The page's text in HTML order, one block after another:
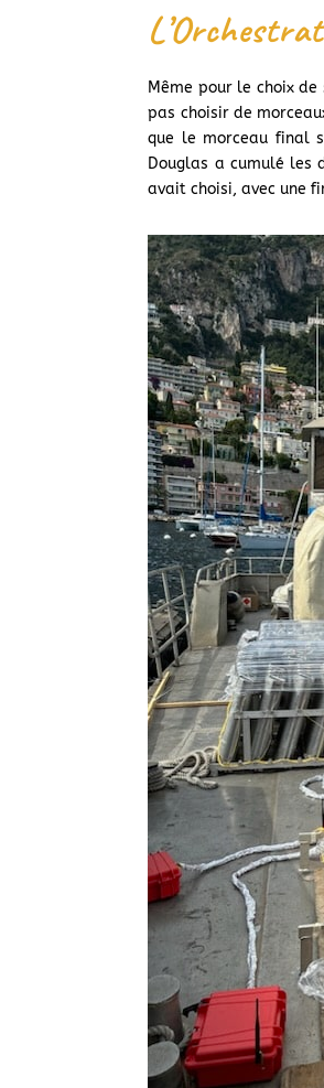
Même pour le choix
pas choisir de
que le morceau final
Douglas a cumulé les
avait choisi, avec une